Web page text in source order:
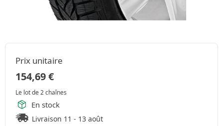
Prix unitaire
154,69€
Le lot de 2 chaînes
En stock
Livraison 11 - 13 août